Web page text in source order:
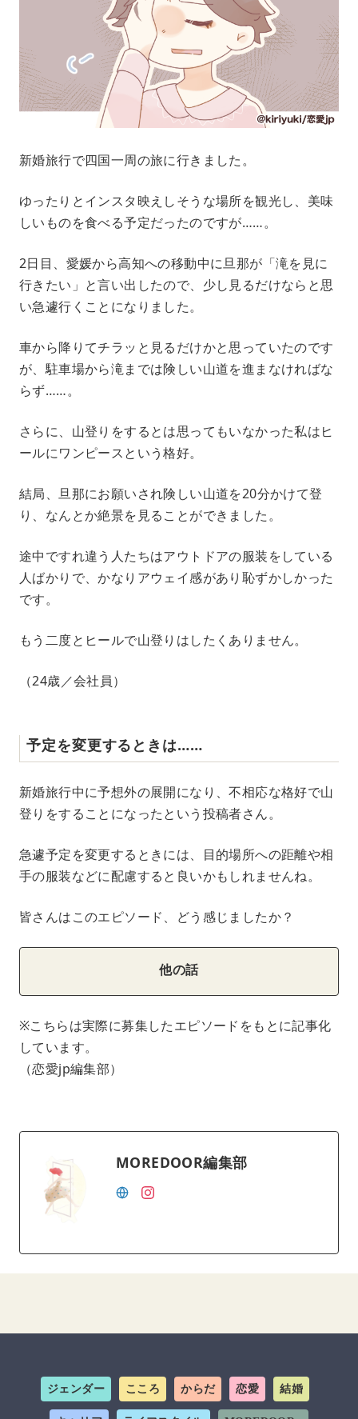
新婚旅行で四国一周の旅に行きました。
ゆったりとインスタ映えしそうな場所を観光し、美味
しいものを食べる予定だったのですが……。
2日目、愛媛から高知への移動中に旦那が「滝を見に
行きたい」と言い出したので、少し見るだけならと思
い急遽行くことになりました。
車から降りてチラッと見るだけかと思っていたのです
が、駐車場から滝までは険しい山道を進まなければな
らず……。
さらに、山登りをするとは思ってもいなかった私はヒ
ールにワンピースという格好。
結局、旦那にお願いされ険しい山道を20分かけて登
り、なんとか絶景を見ることができました。
途中ですれ違う人たちはアウトドアの服装をしている
人ばかりで、かなりアウェイ感があり恥ずかしかった
です。
もう二度とヒールで山登りはしたくありません。
（24歳／会社員）
予定を変更するときは……
新婚旅行中に予想外の展開になり、不相応な格好で山
登りをすることになったという投稿者さん。
急遽予定を変更するときには、目的場所への距離や相
手の服装などに配慮すると良いかもしれませんね。
皆さんはこのエピソード、どう感じましたか？
他の話
※こちらは実際に募集したエピソードをもとに記事化
しています。
（恋愛jp編集部）
MOREDOOR編集部
ジェンダー こころ からだ 恋愛 結婚